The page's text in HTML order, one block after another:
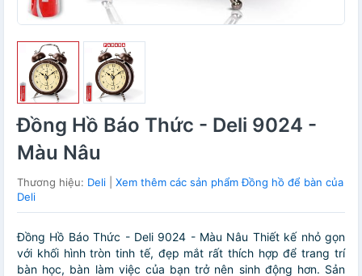
Đồng Hồ Báo Thức - Deli 9024 -
Màu Nâu
Thương hiệu: Deli
Xem thêm các sản phẩm Đồng hồ để bàn của
Deli
Đồng Hồ Báo Thức - Deli 9024 - Màu Nâu Thiết kế nhỏ gọn
với khối hình tròn tinh tế, đẹp mắt rất thích hợp để trang trí
bàn học, bàn làm việc của bạn trở nên sinh động hơn. Sản